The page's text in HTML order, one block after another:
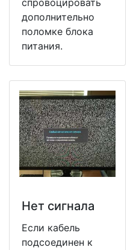
дополнительно
поломке блока
питания.
Нет сигнала
Если кабель
подсоединен к